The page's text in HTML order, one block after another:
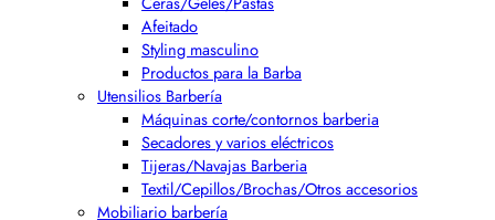
Afeitado
Styling masculino
Productos para la Barba
Utensilios Barbería
Máquinas corte/contornos barberia
Secadores y varios eléctricos
Tijeras/Navajas Barberia
Textil/Cepillos/Brochas/Otros accesorios
Mobiliario barbería